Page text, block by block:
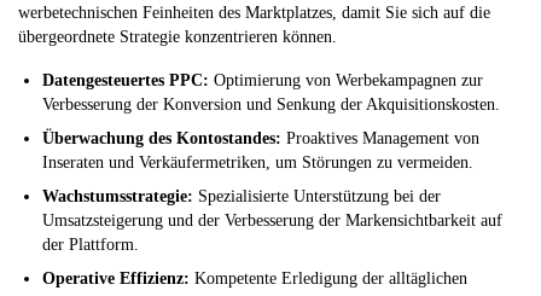
werbetechnischen Feinheiten des Marktplatzes, damit Sie sich auf die
übergeordnete Strategie konzentrieren können.
Datengesteuertes PPC: Optimierung von Werbekampagnen zur
Verbesserung der Konversion und Senkung der Akquisitionskosten.
Überwachung des Kontostandes: Proaktives Management von
Inseraten und Verkäufermetriken, um Störungen zu vermeiden.
Wachstumsstrategie: Spezialisierte Unterstützung bei der
Umsatzsteigerung und der Verbesserung der Markensichtbarkeit auf
der Plattform.
Operative Effizienz: Kompetente Erledigung der alltäglichen